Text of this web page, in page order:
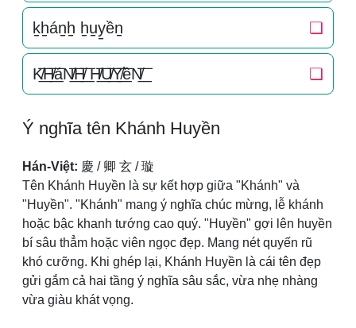
k̠h̠án̠h̠ h̠u̠y̠ền̠ ❏
K̸͟͞H̸͟͞áN̸͟͞H̸͟͞ H̸͟͞U̸͟͞Y̸͟͞ềN̸͟͞ ❏
Ý nghĩa tên Khánh Huyền
Hán-Việt: 慶 / 卿 玄 / 璇
Tên Khánh Huyền là sự kết hợp giữa "Khánh" và
"Huyền". "Khánh" mang ý nghĩa chúc mừng, lễ khánh
hoặc bậc khanh tướng cao quý. "Huyền" gợi lên huyền
bí sâu thẳm hoặc viên ngọc đẹp. Mang nét quyến rũ
khó cưỡng. Khi ghép lại, Khánh Huyền là cái tên đẹp
gửi gắm cả hai tầng ý nghĩa sâu sắc, vừa nhẹ nhàng
vừa giàu khát vọng.